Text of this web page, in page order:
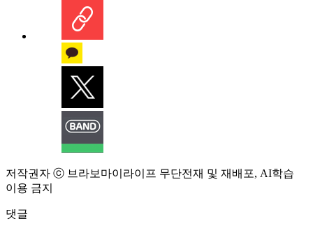
저작권자 ⓒ 브라보마이라이프 무단전재 및 재배포, AI학습
이용 금지
댓글